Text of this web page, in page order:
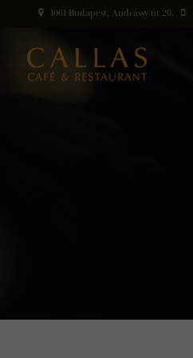
1061 Budapest, Andrássy út 20.